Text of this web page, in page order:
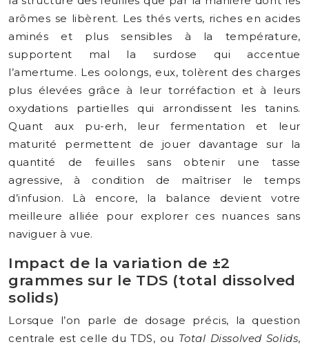
arômes se libèrent. Les thés verts, riches en acides
aminés et plus sensibles à la température,
supportent mal la surdose qui accentue
l’amertume. Les oolongs, eux, tolèrent des charges
plus élevées grâce à leur torréfaction et à leurs
oxydations partielles qui arrondissent les tanins.
Quant aux pu-erh, leur fermentation et leur
maturité permettent de jouer davantage sur la
quantité de feuilles sans obtenir une tasse
agressive, à condition de maîtriser le temps
d’infusion. Là encore, la balance devient votre
meilleure alliée pour explorer ces nuances sans
naviguer à vue.
Impact de la variation de ±2
grammes sur le TDS (total dissolved
solids)
Lorsque l’on parle de dosage précis, la question
centrale est celle du TDS, ou Total Dissolved Solids,